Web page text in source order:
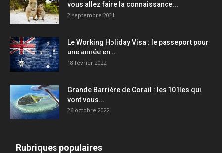
vous allez faire la connaissance...
2 septembre 2021
Le Working Holiday Visa : le passeport pour
une année en...
18 février 2022
Grande Barrière de Corail : les 10 îles qui
vont vous...
26 octobre 2022
Rubriques populaires